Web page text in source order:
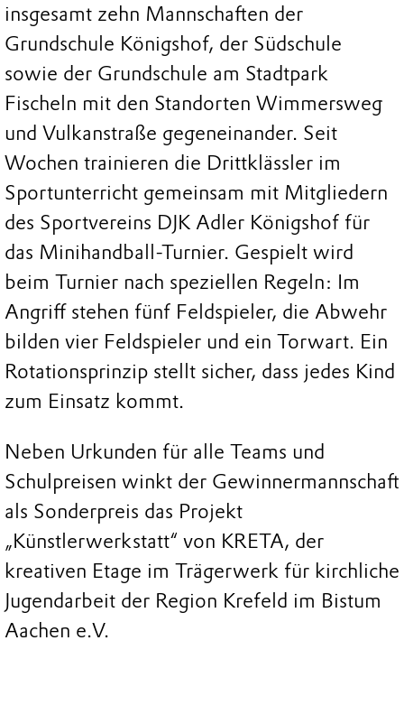
insgesamt zehn Mannschaften der
Grundschule Königshof, der Südschule
sowie der Grundschule am Stadtpark
Fischeln mit den Standorten Wimmersweg
und Vulkanstraße gegeneinander. Seit
Wochen trainieren die Drittklässler im
Sportunterricht gemeinsam mit Mitgliedern
des Sportvereins DJK Adler Königshof für
das Minihandball-Turnier. Gespielt wird
beim Turnier nach speziellen Regeln: Im
Angriff stehen fünf Feldspieler, die Abwehr
bilden vier Feldspieler und ein Torwart. Ein
Rotationsprinzip stellt sicher, dass jedes Kind
zum Einsatz kommt.
Neben Urkunden für alle Teams und
Schulpreisen winkt der Gewinnermannschaft
als Sonderpreis das Projekt
„Künstlerwerkstatt“ von KRETA, der
kreativen Etage im Trägerwerk für kirchliche
Jugendarbeit der Region Krefeld im Bistum
Aachen e.V.